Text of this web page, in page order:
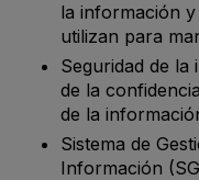
la información
utilizan para
Seguridad de
de la
de la
Sistema de
Información